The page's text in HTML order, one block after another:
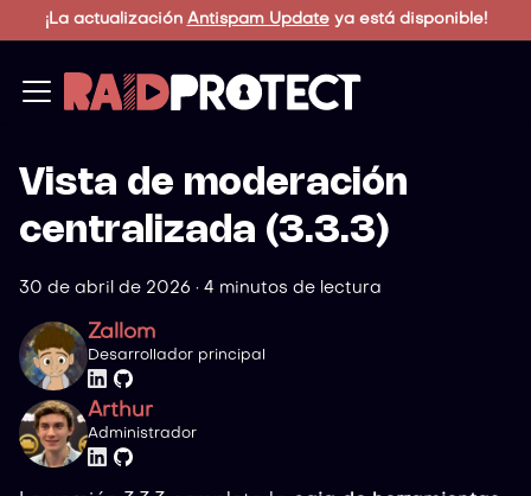
¡La actualización Antispam Updateya está disponible!
Vista de moderación
centralizada (3.3.3)
30 de abril de 2026 · 4 minutos de lectura
Zallom
Desarrollador principal
Arthur
Administrador